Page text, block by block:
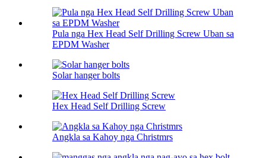
Pula nga Hex Head Self Drilling Screw Uban sa
EPDM Washer
Solar hanger bolts
Hex Head Self Drilling Screw
Angkla sa Kahoy nga Christmrs